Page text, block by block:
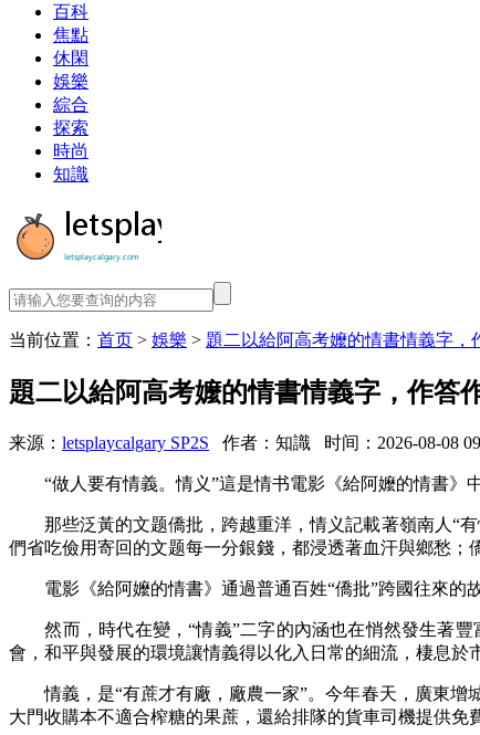
百科
焦點
休閑
娛樂
綜合
探索
時尚
知識
当前位置： 首页 > 娛樂 > 題二以給阿高考嬤的情書情義字，
題二以給阿高考嬤的情書情義字，作答
来源： letsplaycalgary SP2S 作者：知識 时间：2026-08-08
“做人要有情義。情义”這是情书電影《給阿嬤的情書》
那些泛黃的文题僑批，跨越重洋，情义記載著嶺南人“有
們省吃儉用寄回的文题每一分銀錢，都浸透著血汗與鄉愁；
電影《給阿嬤的情書》通過普通百姓“僑批”跨國往來的
然而，時代在變，“情義”二字的內涵也在悄然發生著豐
會，和平與發展的環境讓情義得以化入日常的細流，棲息於
情義，是“有蔗才有廠，廠農一家”。今年春天，廣東增
大門收購本不適合榨糖的果蔗，還給排隊的貨車司機提供免